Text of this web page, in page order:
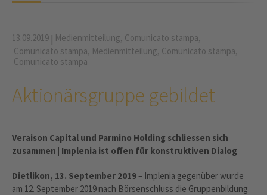
13.09.2019 | Medienmitteilung, Comunicato stampa,
Comunicato stampa, Medienmitteilung, Comunicato stampa,
Comunicato stampa
Aktionärsgruppe gebildet
Veraison Capital und Parmino Holding schliessen sich
zusammen | Implenia ist offen für konstruktiven Dialog
Dietlikon, 13. September 2019– Implenia gegenüber wurde
am 12. September 2019 nach Börsenschluss die Gruppenbildung